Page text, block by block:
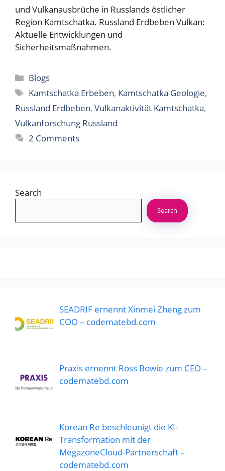
und Vulkanausbrüche in Russlands östlicher
Region Kamtschatka. Russland Erdbeben Vulkan:
Aktuelle Entwicklungen und
Sicherheitsmaßnahmen.
Categories
Blogs
Tags
Kamtschatka Erbeben, Kamtschatka Geologie,
Russland Erdbeben, Vulkanaktivität Kamtschatka,
Vulkanforschung Russland
2 Comments
Search
Search
SEADRIF ernennt Xinmei Zheng zum
COO – codematebd.com
Praxis ernennt Ross Bowie zum CEO –
codematebd.com
Korean Re beschleunigt die KI-
Transformation mit der
MegazoneCloud-Partnerschaft –
codematebd.com